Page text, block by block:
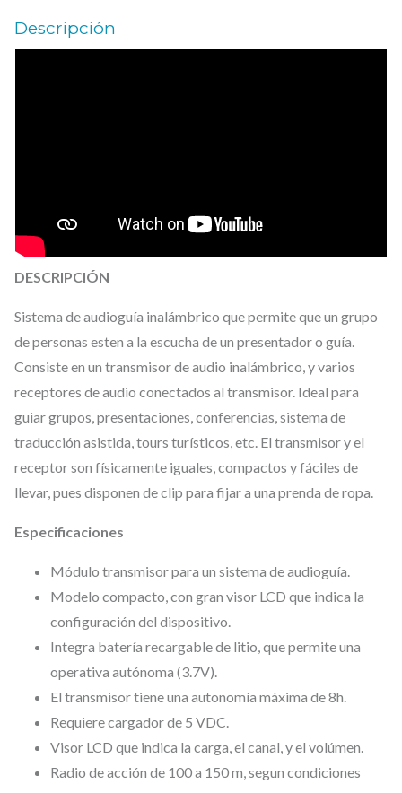
Descripción
DESCRIPCIÓN
Sistema de audioguía inalámbrico que permite que un grupo
de personas esten a la escucha de un presentador o guía.
Consiste en un transmisor de audio inalámbrico, y varios
receptores de audio conectados al transmisor. Ideal para
guiar grupos, presentaciones, conferencias, sistema de
traducción asistida, tours turísticos, etc. El transmisor y el
receptor son físicamente iguales, compactos y fáciles de
llevar, pues disponen de clip para fijar a una prenda de ropa.
Especificaciones
Módulo transmisor para un sistema de audioguía.
Modelo compacto, con gran visor LCD que indica la
configuración del dispositivo.
Integra batería recargable de litio, que permite una
operativa autónoma (3.7V).
El transmisor tiene una autonomía máxima de 8h.
Requiere cargador de 5 VDC.
Visor LCD que indica la carga, el canal, y el volúmen.
Radio de acción de 100 a 150 m, segun condiciones